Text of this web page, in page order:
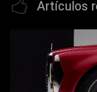
Artículos